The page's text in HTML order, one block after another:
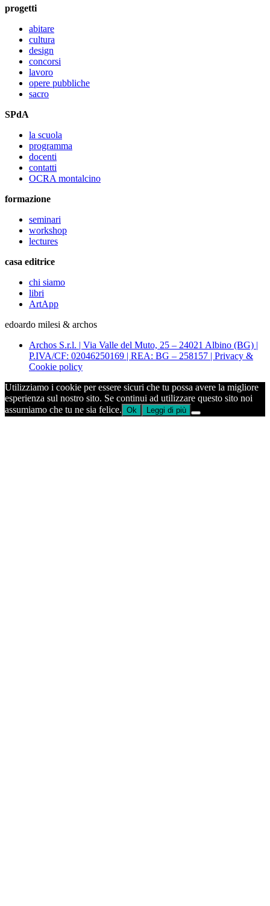
progetti
abitare
cultura
design
concorsi
lavoro
opere pubbliche
sacro
SPdA
la scuola
programma
docenti
contatti
OCRA montalcino
formazione
seminari
workshop
lectures
casa editrice
chi siamo
libri
ArtApp
edoardo milesi & archos
Archos S.r.l. | Via Valle del Muto, 25 – 24021 Albino (BG) |
P.IVA/CF: 02046250169 | REA: BG – 258157 | Privacy &
Cookie policy
Utilizziamo i cookie per essere sicuri che tu possa avere la migliore
esperienza sul nostro sito. Se continui ad utilizzare questo sito noi
assumiamo che tu ne sia felice. Ok Leggi di più